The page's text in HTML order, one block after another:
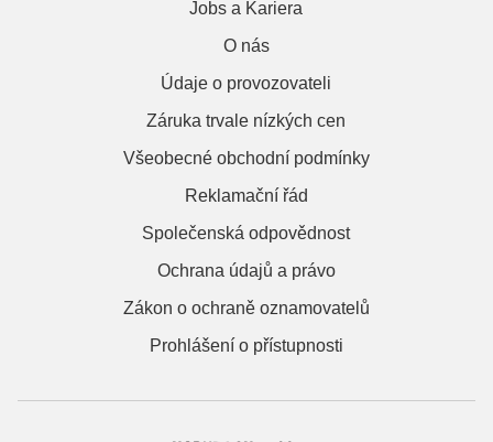
Jobs a Kariera
O nás
Údaje o provozovateli
Záruka trvale nízkých cen
Všeobecné obchodní podmínky
Reklamační řád
Společenská odpovědnost
Ochrana údajů a právo
Zákon o ochraně oznamovatelů
Prohlášení o přístupnosti